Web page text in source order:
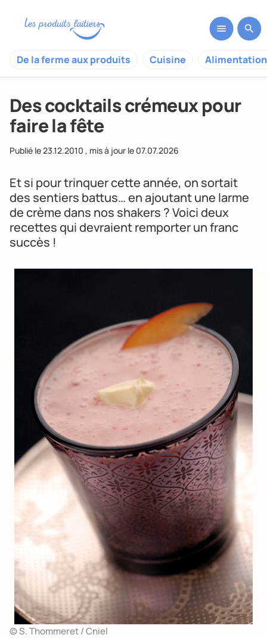
De la ferme aux produits Cuisine
Des cocktails crémeux pour
faire la fête
Publié le23.12.2010 , mis à jour le 07.07.2026
Et si pour trinquer cette année, on sortait
des sentiers battus… en ajoutant une larme
de crème dans nos shakers ? Voici deux
recettes qui devraient remporter un franc
succès !
© S. Thommeret / Cniel